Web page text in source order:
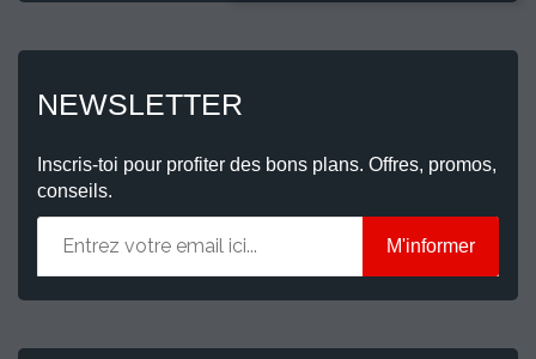
NEWSLETTER
Inscris-toi pour profiter des bons plans. Offres, promos,
conseils.
M'informer